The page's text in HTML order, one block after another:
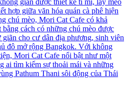
gian được thiết kế tỉ mỉ, lấy mèo
hợp giữa văn hóa quán cà phê hiện
chú mèo, Mori Cat Cafe có khả
cách có những chú mèo được
cho cư dân địa phương, sinh viên
đô mở rộng Bangkok. Với không
Mori Cat Cafe nổi bật như một
ai tìm kiếm sự thoải mái và những
Pathum Thani sôi động của Thái